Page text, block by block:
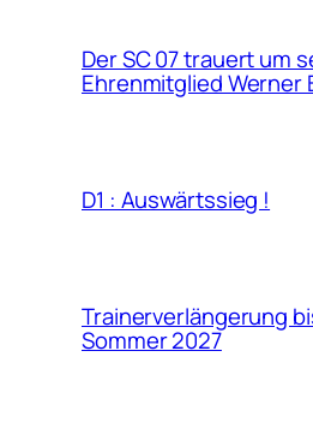
Der SC 07 trauert um
Ehrenmitglied Werner
D1 : Auswärtssieg !
Trainerverlängerung
Sommer 2027